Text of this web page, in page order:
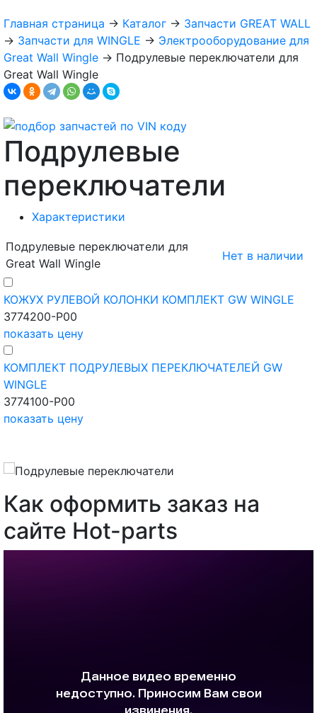
Главная страница → Каталог → Запчасти GREAT WALL
→ Запчасти для WINGLE → Электрооборудование для
Great Wall Wingle → Подрулевые переключатели для
Great Wall Wingle
Подрулевые
переключатели
Характеристики
Подрулевые переключатели для
Great Wall Wingle
Нет в наличии
КОЖУХ РУЛЕВОЙ КОЛОНКИ КОМПЛЕКТ GW WINGLE
3774200-P00
показать цену
КОМПЛЕКТ ПОДРУЛЕВЫХ ПЕРЕКЛЮЧАТЕЛЕЙ GW
WINGLE
3774100-P00
показать цену
Как оформить заказ на
сайте Hot-parts